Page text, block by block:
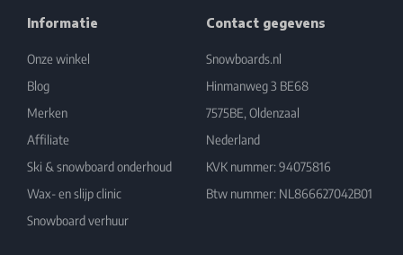
Informatie
Onze winkel
Blog
Merken
Affiliate
Ski & snowboard onderhoud
Wax- en slijp clinic
Snowboard verhuur
Contact gegevens
Snowboards.nl
Hinmanweg 3 BE68
7575BE, Oldenzaal
Nederland
KVK nummer: 94075816
Btw nummer: NL866627042B01